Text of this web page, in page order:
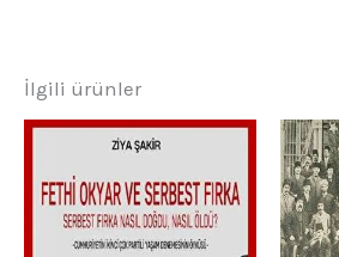
İlgili ürünler